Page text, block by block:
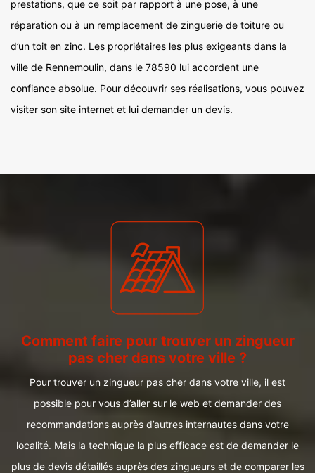
prestations, que ce soit par rapport à une pose, à une
réparation ou à un remplacement de zinguerie de toiture ou
d’un toit en zinc. Les propriétaires les plus exigeants dans la
ville de Rennemoulin, dans le 78590 lui accordent une
confiance absolue. Pour découvrir ses réalisations, vous pouvez
visiter son site internet et lui demander un devis.
Comment faire pour trouver un zingueur
pas cher dans votre ville ?
Pour trouver un zingueur pas cher dans votre ville, il est
possible pour vous d’aller sur le web et demander des
recommandations auprès d’autres internautes dans votre
localité. Mais la technique la plus efficace est de demander le
plus de devis détaillés auprès des zingueurs et de comparer les